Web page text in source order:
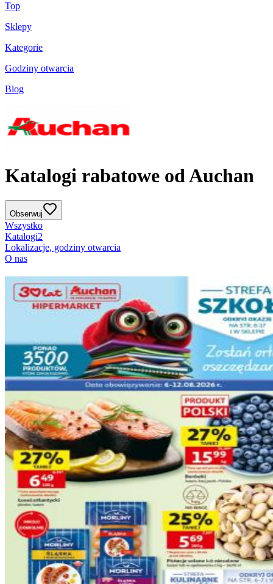
Top
Sklepy
Kategorie
Godziny otwarcia
Blog
Katalogi rabatowe od Auchan
Obserwuj
Wszystko
Katalogi2
Lokalizacje, godziny otwarcia
O nas